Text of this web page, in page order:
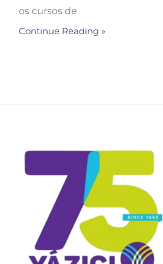
os cursos de
Continue Reading »